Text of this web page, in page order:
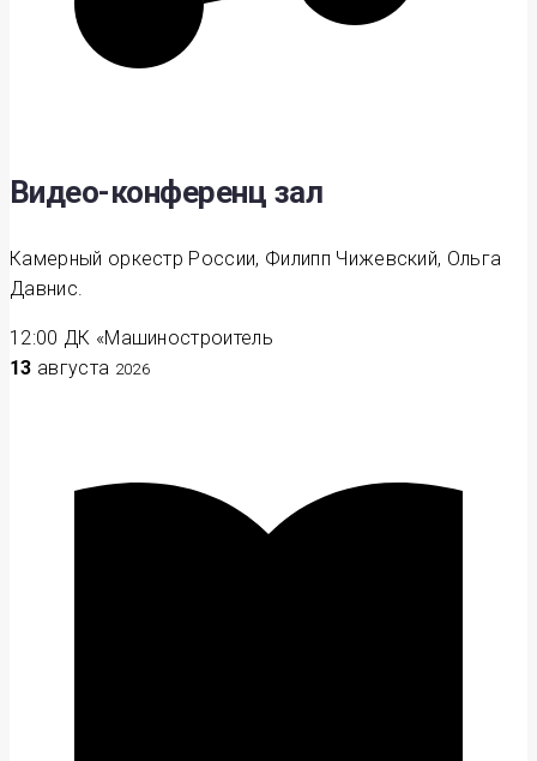
Видео-конференц зал
Камерный оркестр России, Филипп Чижевский, Ольга
Давнис.
12:00 ДК «Машиностроитель
13 августа 2026